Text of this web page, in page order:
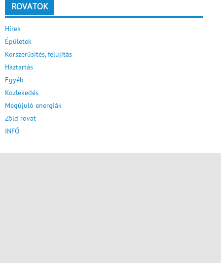
ROVATOK
Hírek
Épületek
Korszerűsítés, felújítás
Háztartás
Egyéb
Közlekedés
Megújuló energiák
Zöld rovat
INFÓ